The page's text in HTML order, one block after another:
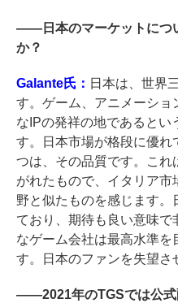
――日本のマーケットにつ
か？
Galante氏： 日本は、世界
す。ゲーム、アニメーショ
なIPの発祥の地であるとい
す。日本市場が格段に優れ
つは、その品質です。これ
がれたもので、イタリア
野と似たものを感じます。
ており、期待も良い意味で
なゲーム会社は最高水準を
す。日本のファンを失望さ
――2021年のTGSでは公